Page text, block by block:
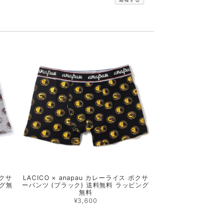
サ
無
LACICO × anapau カレーライス ボクサ
ーパンツ (ブラック) 送料無料 ラッピング
無料
¥3,600